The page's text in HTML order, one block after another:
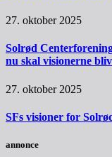
27. oktober 2025
Solrød
nu skal visionerne
27. oktober 2025
SFs visioner for
annonce